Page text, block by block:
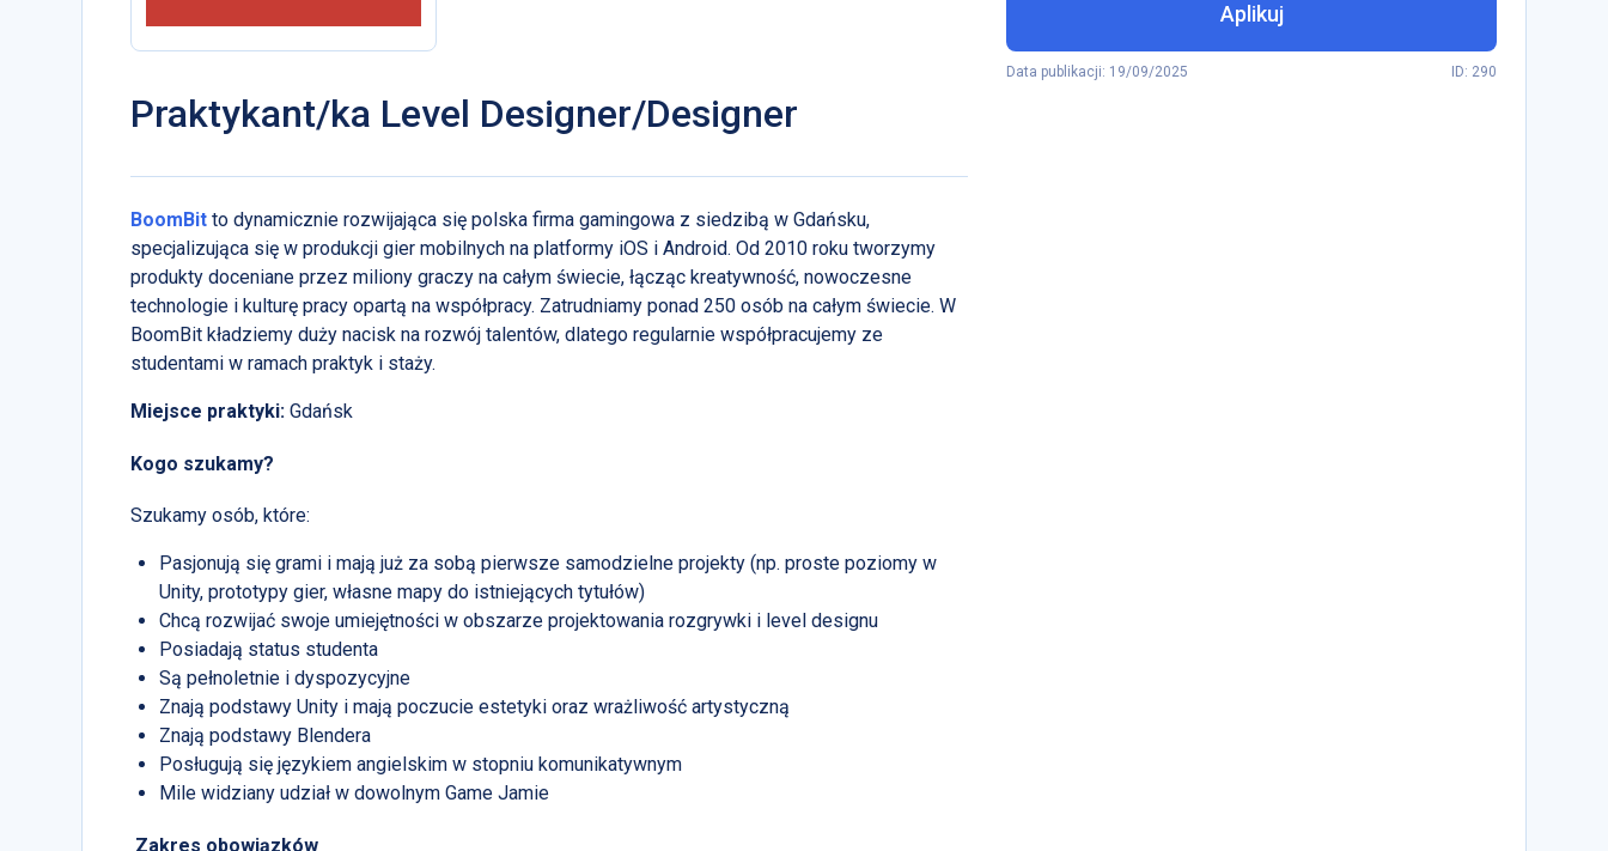
Praktykant/ka Level Designer/Designer
BoomBit to dynamicznie rozwijająca się polska firma gamingowa z siedzibą w Gdańsku,
specjalizująca się w produkcji gier mobilnych na platformy iOS i Android. Od 2010 roku tworzymy
produkty doceniane przez miliony graczy na całym świecie, łącząc kreatywność, nowoczesne
technologie i kulturę pracy opartą na współpracy. Zatrudniamy ponad 250 osób na całym świecie. W
BoomBit kładziemy duży nacisk na rozwój talentów, dlatego regularnie współpracujemy ze
studentami w ramach praktyk i staży.
Miejsce praktyki: Gdańsk
Kogo szukamy?
Szukamy osób, które:
Pasjonują się grami i mają już za sobą pierwsze samodzielne projekty (np. proste poziomy w
Unity, prototypy gier, własne mapy do istniejących tytułów)
Chcą rozwijać swoje umiejętności w obszarze projektowania rozgrywki i level designu
Posiadają status studenta
Są pełnoletnie i dyspozycyjne
Znają podstawy Unity i mają poczucie estetyki oraz wrażliwość artystyczną
Znają podstawy Blendera
Posługują się językiem angielskim w stopniu komunikatywnym
Mile widziany udział w dowolnym Game Jamie
Zakres obowiązków
Aplikuj
ID: 290
Data publikacji: 19/09/2025